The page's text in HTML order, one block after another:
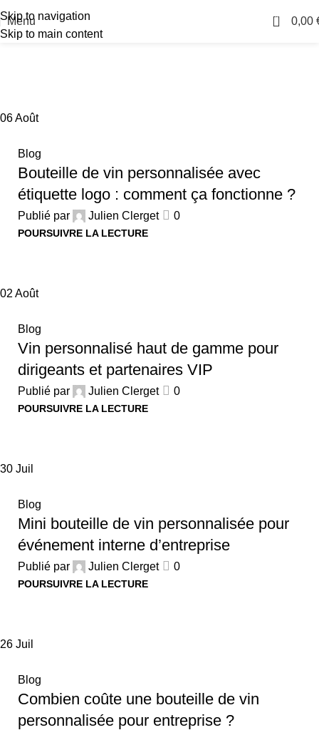
Skip to navigation
Skip to main content
Menu 0 0,00
06Août
Blog
Bouteille de vin personnalisée avec
étiquette logo : comment ça fonctionne ?
Publié par Julien Clerget 0
POURSUIVRE LA LECTURE
02 Août
Blog
Vin personnalisé haut de gamme pour
dirigeants et partenaires VIP
Publié par Julien Clerget 0
POURSUIVRE LA LECTURE
30 Juil
Blog
Mini bouteille de vin personnalisée pour
événement interne d’entreprise
Publié par Julien Clerget 0
POURSUIVRE LA LECTURE
26 Juil
Blog
Combien coûte une bouteille de vin
personnalisée pour entreprise ?